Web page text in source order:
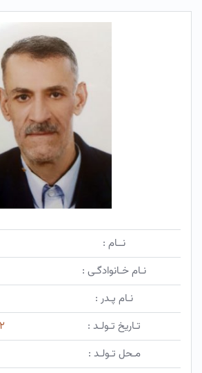
نــام :
نـام خـانوادگـی :
نـام پـدر :
تـاریخ تـولـد :
مـحل تـولـد :